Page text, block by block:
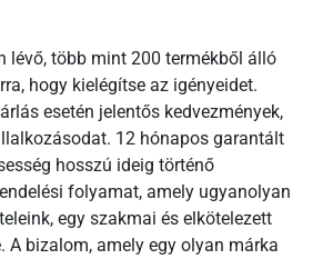
lévő, több mint 200 termékből álló
hogy kielégítse az igényeidet.
esetén jelentős kedvezmények,
12 hónapos garantált
hosszú ideig történő
folyamat, amely ugyanolyan
egy szakmai és elkötelezett
A bizalom, amely egy olyan márka